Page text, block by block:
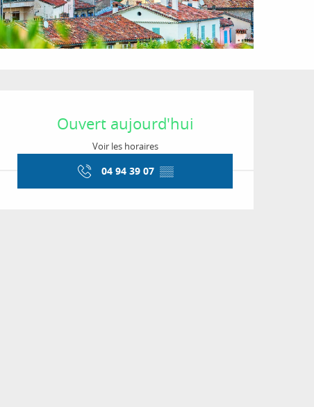
Ouverture et
Ouvert aujourd'hui
Voir les horaires
04 94 39 07 ▒▒